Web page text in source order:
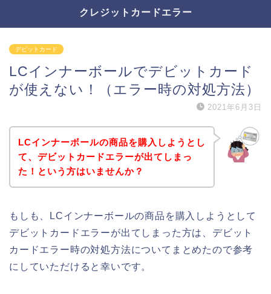
クレジットカードエラー
デビットカード
LCインナーボールでデビットカード
が使えない！（エラー時の対処方法）
2021年6月3日
LCインナーボールの商品を購入しようとし
て、デビットカードエラーが出てしまっ
た！という方はいませんか？
もしも、LCインナーボールの商品を購入しようとして
デビットカードエラーが出てしまった方は、デビット
カードエラー時の対処方法についてまとめたので参考
にしていただけると幸いです。